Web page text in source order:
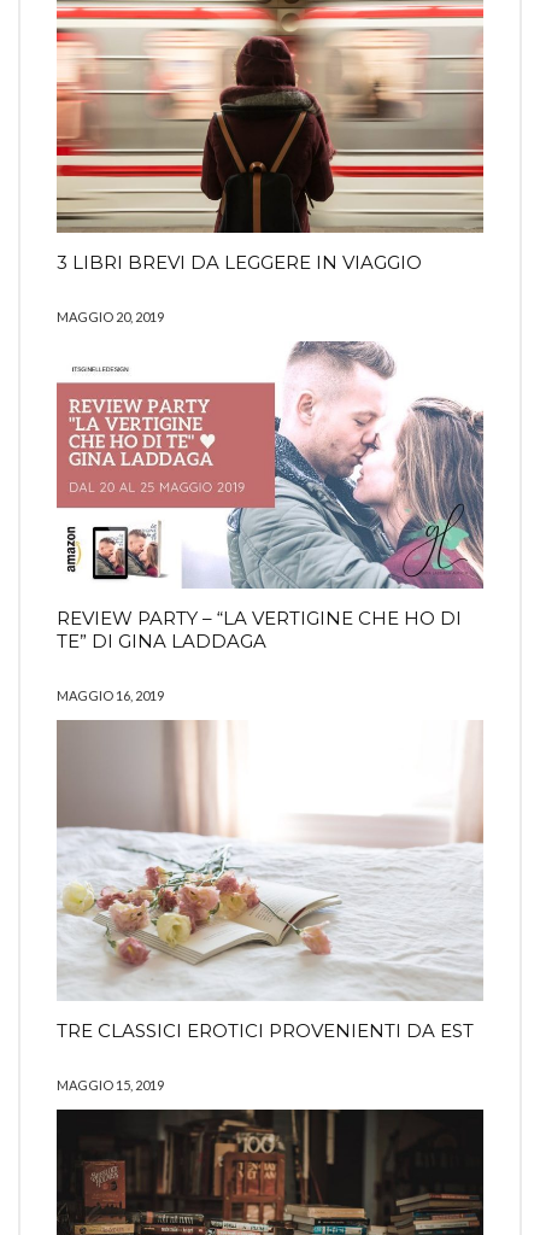
3 LIBRI BREVI DA LEGGERE IN VIAGGIO
MAGGIO 20, 2019
REVIEW PARTY – “LA VERTIGINE CHE HO DI
TE” DI GINA LADDAGA
MAGGIO 16, 2019
TRE CLASSICI EROTICI PROVENIENTI DA EST
MAGGIO 15, 2019